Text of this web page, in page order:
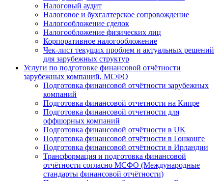
Налоговый аудит
Налоговое и бухгалтерское сопровождение
Налогообложение сделок
Налогообложение физических лиц
Корпоративное налогообложение
Чек-лист текущих проблем и актуальных решений
для зарубежных структур
Услуги по подготовке финансовой отчётности
зарубежных компаний, МСФО
Подготовка финансовой отчётности зарубежных
компаний
Подготовка финансовой отчетности на Кипре
Подготовка финансовой отчетности для
оффшорных компаний
Подготовка финансовой отчётности в UK
Подготовка финансовой отчётности в Гонконге
Подготовка финансовой отчётности в Ирландии
Трансформация и подготовка финансовой
отчётности согласно МСФО (Международные
стандарты финансовой отчётности)